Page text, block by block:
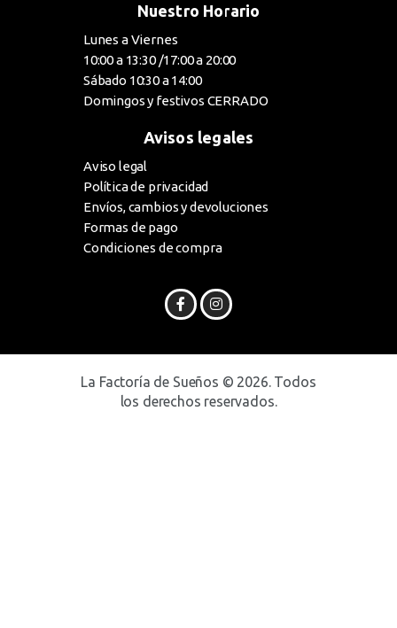
Nuestro Horario
Lunes a Viernes
10:00 a 13:30 /17:00 a 20:00
Sábado 10:30 a 14:00
Domingos y festivos CERRADO
Avisos legales
Aviso legal
Política de privacidad
Envíos, cambios y devoluciones
Formas de pago
Condiciones de compra
La Factoría de Sueños © 2026. Todos
los derechos reservados.